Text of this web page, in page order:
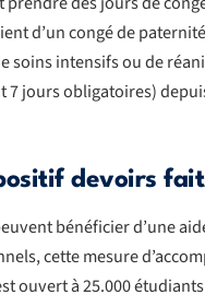
d’un congé de
soins intensifs ou de
7 jours obligatoires)
devoirs
bénéficier d’une
cette mesure
ouvert à 25.000